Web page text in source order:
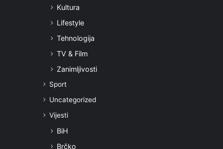
Kultura
Lifestyle
Tehnologija
TV & Film
Zanimljivosti
Sport
Uncategorized
Vijesti
BiH
Brčko